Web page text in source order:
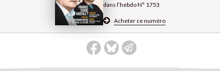
dans l’hebdo N° 1753
Acheter ce numéro